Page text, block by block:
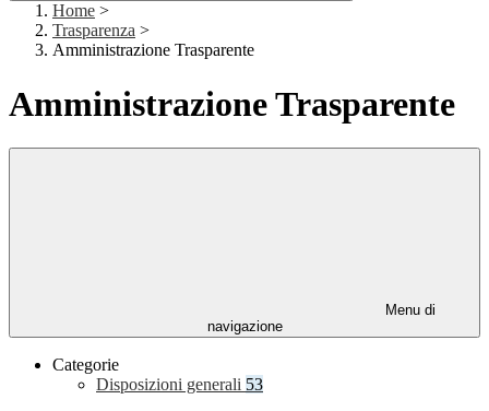
Home >
Trasparenza >
Amministrazione Trasparente
Amministrazione Trasparente
Menu di
navigazione
Categorie
Disposizioni generali 53